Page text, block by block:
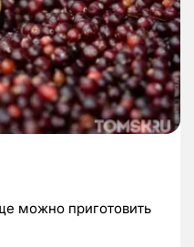
можно приготовить